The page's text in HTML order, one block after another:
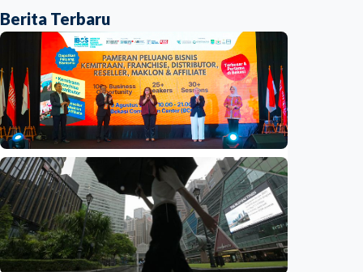
Berita Terbaru
Ekonomi
Mau buka usaha? 100+ ‘brand’ hadir di IBOS
EXPO 2026 Bekasi
Indonesia•09 Aug 2026